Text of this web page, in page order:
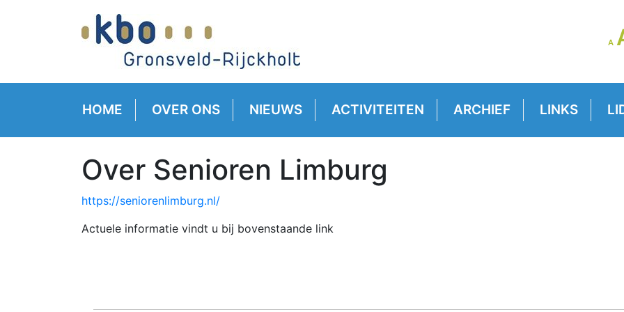
A
HOME OVER ONS NIEUWS ACTIVITEITEN ARCHIEF LINKS
Over Senioren Limburg
https://seniorenlimburg.nl/
Actuele informatie vindt u bij bovenstaande link